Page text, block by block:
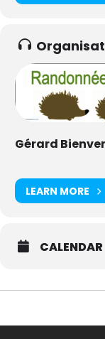
Gérard
LEARN MORE
CALENDAR